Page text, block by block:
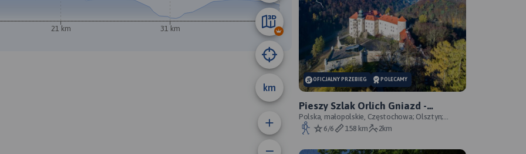
km
21 km 31 km 42 km
OFICJALNY PRZEBIEG POLECAMY
Pieszy Szlak Orlich Gniazd -
oficjalny przebieg szlaku
Polska, małopolskie, Częstochowa; Olsztyn;
Mirów; Bobolice; Morsko; Ogrodzieniec; Pilica;
Smoleń; By
6/6 158 km 2km